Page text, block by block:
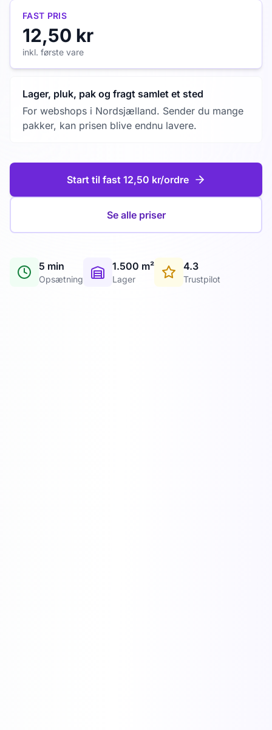
FAST PRIS
12,50 kr
inkl. første vare
Lager, pluk, pak og fragt samlet et sted
For webshops i Nordsjælland. Sender du mange
pakker, kan prisen blive endnu lavere.
Start til fast 12,50 kr/ordre
Se alle priser
5 min
Opsætning
1.500 m²
Lager
4.3
Trustpilot